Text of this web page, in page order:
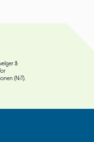
å
(NiT).